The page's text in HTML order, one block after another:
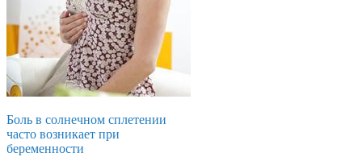
Боль в солнечном сплетении
часто возникает при
беременности